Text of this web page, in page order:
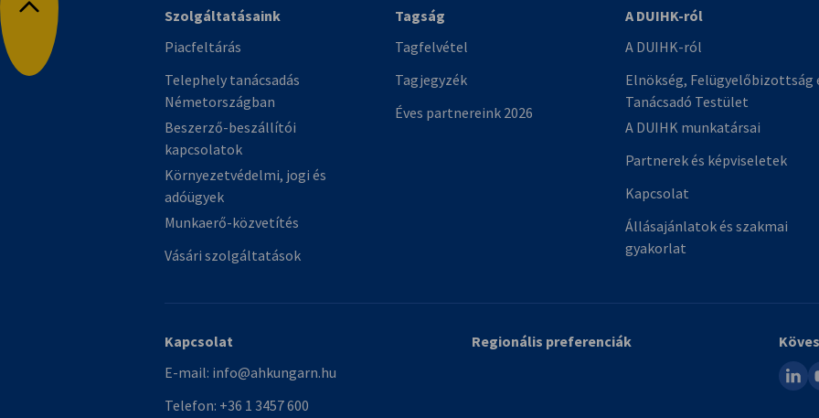
Vissza a tetejére
Szolgáltatásaink
Piacfeltárás
Telephely tanácsadás
Németországban
Beszerző-beszállítói
kapcsolatok
Környezetvédelmi, jogi és
adóügyek
Munkaerő-közvetítés
Vásári szolgáltatások
Tagság
Tagfelvétel
Tagjegyzék
Éves partnereink 2026
A DUIHK-ról
A DUIHK-ról
Elnökség, Felügyelőbizottság
Tanácsadó Testület
A DUIHK munkatársai
Partnerek és képviseletek
Kapcsolat
Állásajánlatok és szakmai
gyakorlat
Kapcsolat
E-mail: info@ahkungarn.hu
Telefon: +36 1 3457 600
Regionális preferenciák